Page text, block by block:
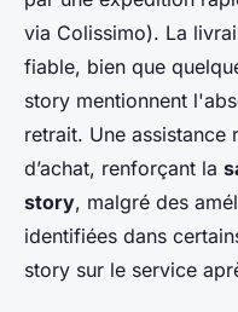
via Colissimo). La
fiable, bien que
story mentionnent
retrait. Une
d’achat, renforçant la
story, malgré des
identifiées dans
story sur le service